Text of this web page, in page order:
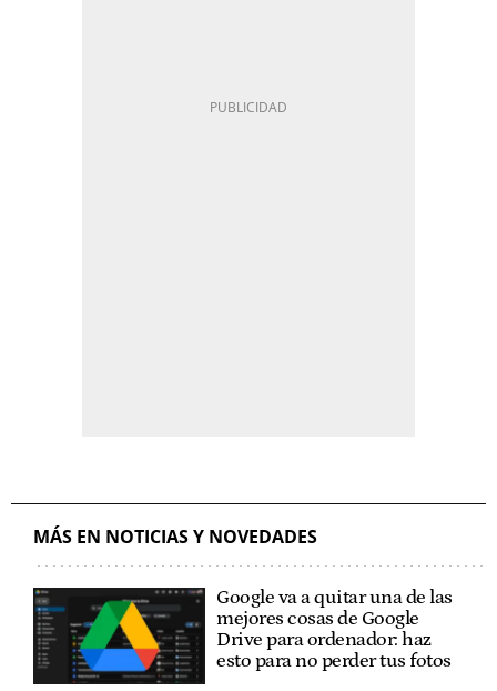
MÁS EN NOTICIAS Y NOVEDADES
Google va a quitar una de las
mejores cosas de Google
Drive para ordenador: haz
esto para no perder tus fotos